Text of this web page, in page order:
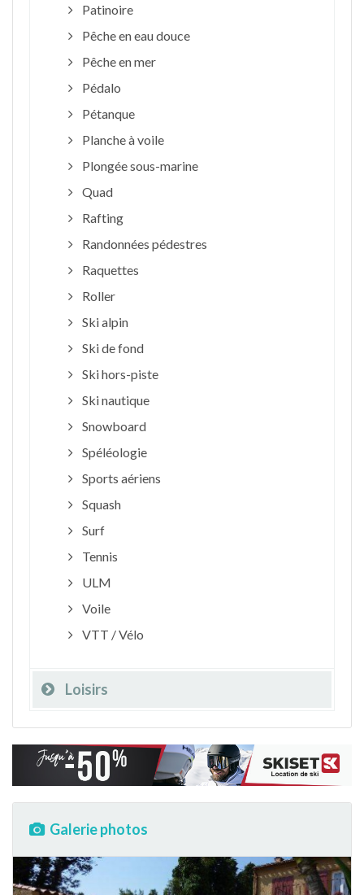
Patinoire
Pêche en eau douce
Pêche en mer
Pédalo
Pétanque
Planche à voile
Plongée sous-marine
Quad
Rafting
Randonnées pédestres
Raquettes
Roller
Ski alpin
Ski de fond
Ski hors-piste
Ski nautique
Snowboard
Spéléologie
Sports aériens
Squash
Surf
Tennis
ULM
Voile
VTT / Vélo
Loisirs
Galerie photos